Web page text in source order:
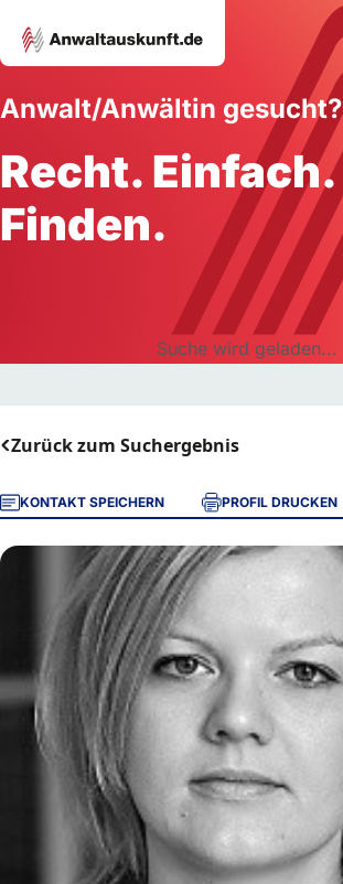
Anwalt/Anwältin gesucht?
Recht. Einfach.
Finden.
Suche wird geladen...
Zurück zum Suchergebnis
KONTAKT SPEICHERN PROFIL DRUCKEN